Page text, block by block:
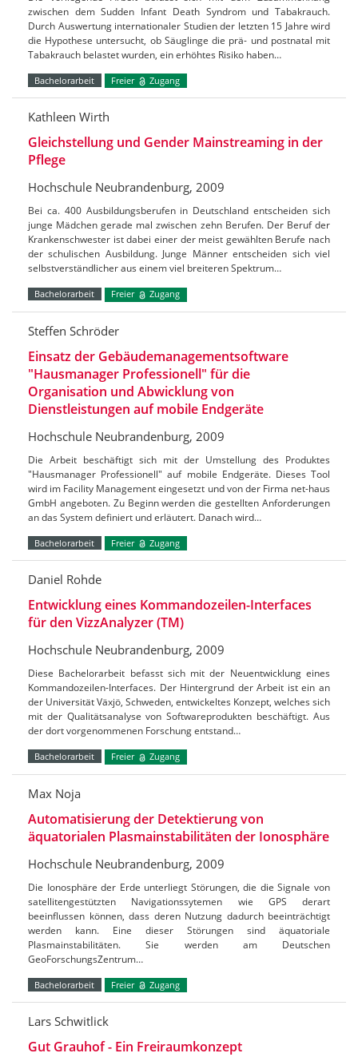
zwischen dem Sudden Infant Death Syndrom und Tabakrauch.
Durch Auswertung internationaler Studien der letzten 15 Jahre wird
die Hypothese untersucht, ob Säuglinge die prä- und postnatal mit
Tabakrauch belastet wurden, ein erhöhtes Risiko haben…
Bachelorarbeit Freier Zugang
Kathleen Wirth
Gleichstellung und Gender Mainstreaming in der
Pflege
Hochschule Neubrandenburg, 2009
Bei ca. 400 Ausbildungsberufen in Deutschland entscheiden sich
junge Mädchen gerade mal zwischen zehn Berufen. Der Beruf der
Krankenschwester ist dabei einer der meist gewählten Berufe nach
der schulischen Ausbildung. Junge Männer entscheiden sich viel
selbstverständlicher aus einem viel breiteren Spektrum…
Bachelorarbeit Freier Zugang
Steffen Schröder
Einsatz der Gebäudemanagementsoftware
"Hausmanager Professionell" für die
Organisation und Abwicklung von
Dienstleistungen auf mobile Endgeräte
Hochschule Neubrandenburg, 2009
Die Arbeit beschäftigt sich mit der Umstellung des Produktes
"Hausmanager Professionell" auf mobile Endgeräte. Dieses Tool
wird im Facility Management eingesetzt und von der Firma net-haus
GmbH angeboten. Zu Beginn werden die gestellten Anforderungen
an das System definiert und erläutert. Danach wird…
Bachelorarbeit Freier Zugang
Daniel Rohde
Entwicklung eines Kommandozeilen-Interfaces
für den VizzAnalyzer (TM)
Hochschule Neubrandenburg, 2009
Diese Bachelorarbeit befasst sich mit der Neuentwicklung eines
Kommandozeilen-Interfaces. Der Hintergrund der Arbeit ist ein an
der Universität Växjö, Schweden, entwickeltes Konzept, welches sich
mit der Qualitätsanalyse von Softwareprodukten beschäftigt. Aus
der dort vorgenommenen Forschung entstand…
Bachelorarbeit Freier Zugang
Max Noja
Automatisierung der Detektierung von
äquatorialen Plasmainstabilitäten der Ionosphäre
Hochschule Neubrandenburg, 2009
Die Ionosphäre der Erde unterliegt Störungen, die die Signale von
satellitengestützten Navigationssytemen wie GPS derart
beeinflussen können, dass deren Nutzung dadurch beeinträchtigt
werden kann. Eine dieser Störungen sind äquatoriale
Plasmainstabilitäten. Sie werden am Deutschen
GeoForschungsZentrum…
Bachelorarbeit Freier Zugang
Lars Schwitlick
Gut Grauhof - Ein Freiraumkonzept